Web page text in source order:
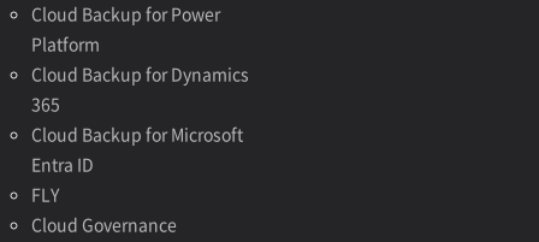
Cloud Backup for Power
Platform
Cloud Backup for Dynamics
365
Cloud Backup for Microsoft
Entra ID
FLY
Cloud Governance